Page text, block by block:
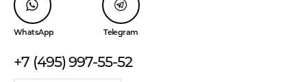
WhatsApp Telegram
+7 (495) 997-55-52